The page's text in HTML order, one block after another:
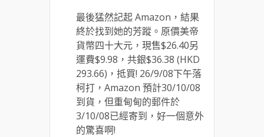
最後猛然記起 Amazon，結果
終於找到她的芳蹤。原價美帝
貨幣四十大元，現售$26.40另
運費$9.98，共銀$36.38 (HKD
293.66)，抵買! 26/9/08下午落
柯打，Amazon 預計30/10/08
到貨，但重甸甸的郵件於
3/10/08已經寄到，好一個意外
的驚喜啊!